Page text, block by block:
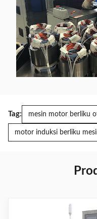
Tag: mesin motor berliku
motor induksi berliku